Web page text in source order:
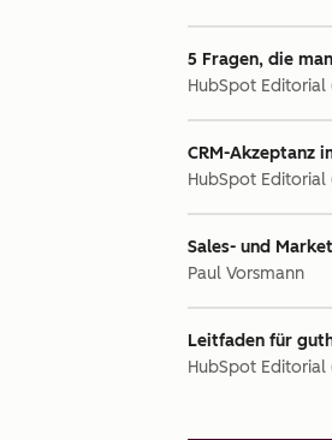
5 Fragen, die
HubSpot Editorial
CRM-Akzeptanz
HubSpot Editorial
Sales- und
Paul Vorsmann
Leitfaden für
HubSpot Editorial